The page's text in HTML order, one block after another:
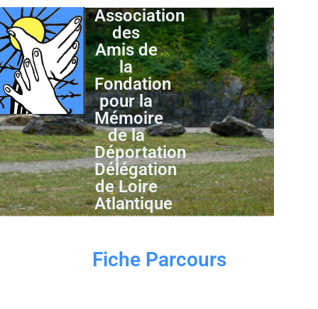
Association
des
Amis de
la
Fondation
pour la
Mémoire
de la
Déportation
Délégation
de Loire
Atlantique
Fiche Parcours